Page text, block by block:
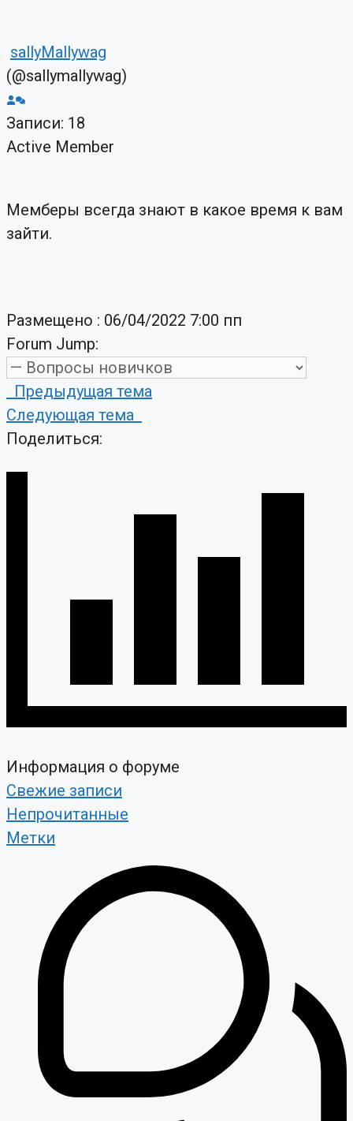
sallyMallywag
(@sallymallywag)
Записи: 18
Active Member
Мемберы всегда знают в какое время к вам
зайти.
Размещено : 06/04/2022 7:00 пп
Forum Jump:
Предыдущая тема
Следующая тема
Поделиться:
Информация о форуме
Свежие записи
Непрочитанные
Метки